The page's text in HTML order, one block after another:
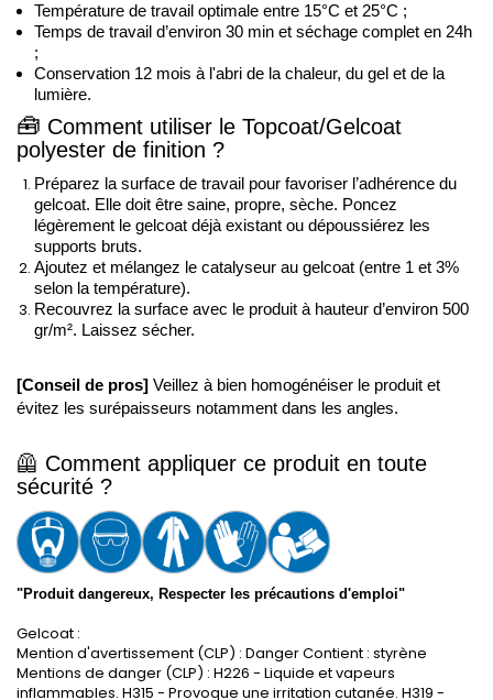
Température de travail optimale entre 15°C et 25°C ;
Temps de travail d’environ 30 min et séchage complet en 24h
;
Conservation 12 mois à l'abri de la chaleur, du gel et de la
lumière.
🧰 Comment utiliser le Topcoat/Gelcoat
polyester de finition ?
Préparez la surface de travail pour favoriser l’adhérence du
gelcoat. Elle doit être saine, propre, sèche. Poncez
légèrement le gelcoat déjà existant ou dépoussiérez les
supports bruts.
Ajoutez et mélangez le catalyseur au gelcoat (entre 1 et 3%
selon la température).
Recouvrez la surface avec le produit à hauteur d’environ 500
gr/m². Laissez sécher.
[Conseil de pros] Veillez à bien homogénéiser le produit et
évitez les surépaisseurs notamment dans les angles.
🦺 Comment appliquer ce produit en toute
sécurité ?
"Produit dangereux, Respecter les précautions d'emploi"
Gelcoat :
Mention d'avertissement (CLP) : Danger Contient : styrène
Mentions de danger (CLP) : H226 - Liquide et vapeurs
inflammables. H315 - Provoque une irritation cutanée. H319 -